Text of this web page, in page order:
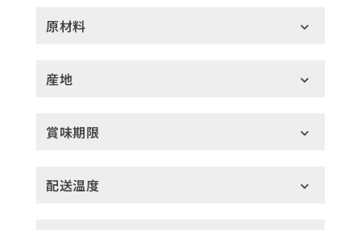
原材料
産地
賞味期限
配送温度